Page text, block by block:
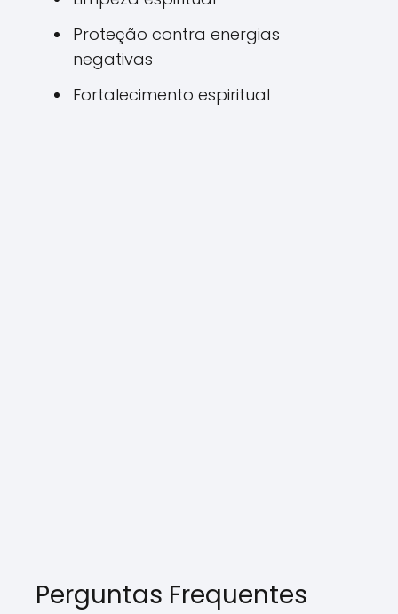
Proteção contra energias
negativas
Fortalecimento espiritual
Perguntas Frequentes